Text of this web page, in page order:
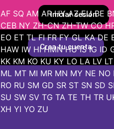
AF SQ AM AR HY AZ EU BE
CEB NY ZH-CN ZH-TW CO
EO ET TL FI FR FY GL KA DE
HAW IW HI HMN HU IS IG ID
KK KM KO KU KY LO LA LV LT
ML MT MI MR MN MY NE NO
RO RU SM GD SR ST SN SD
SU SW SV TG TA TE TH TR
XH YI YO ZU
Iniciar sesión
Crea tu cuenta